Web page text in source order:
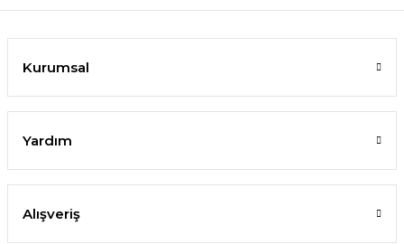
Kurumsal
Yardım
Alışveriş